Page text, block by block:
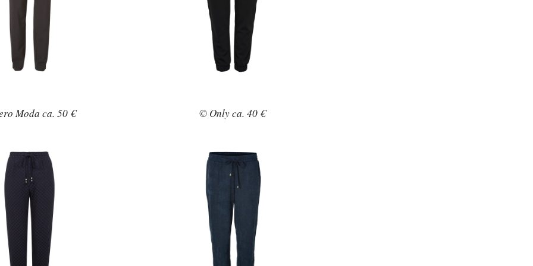
Moda ca. 50 € © Only ca. 40 €